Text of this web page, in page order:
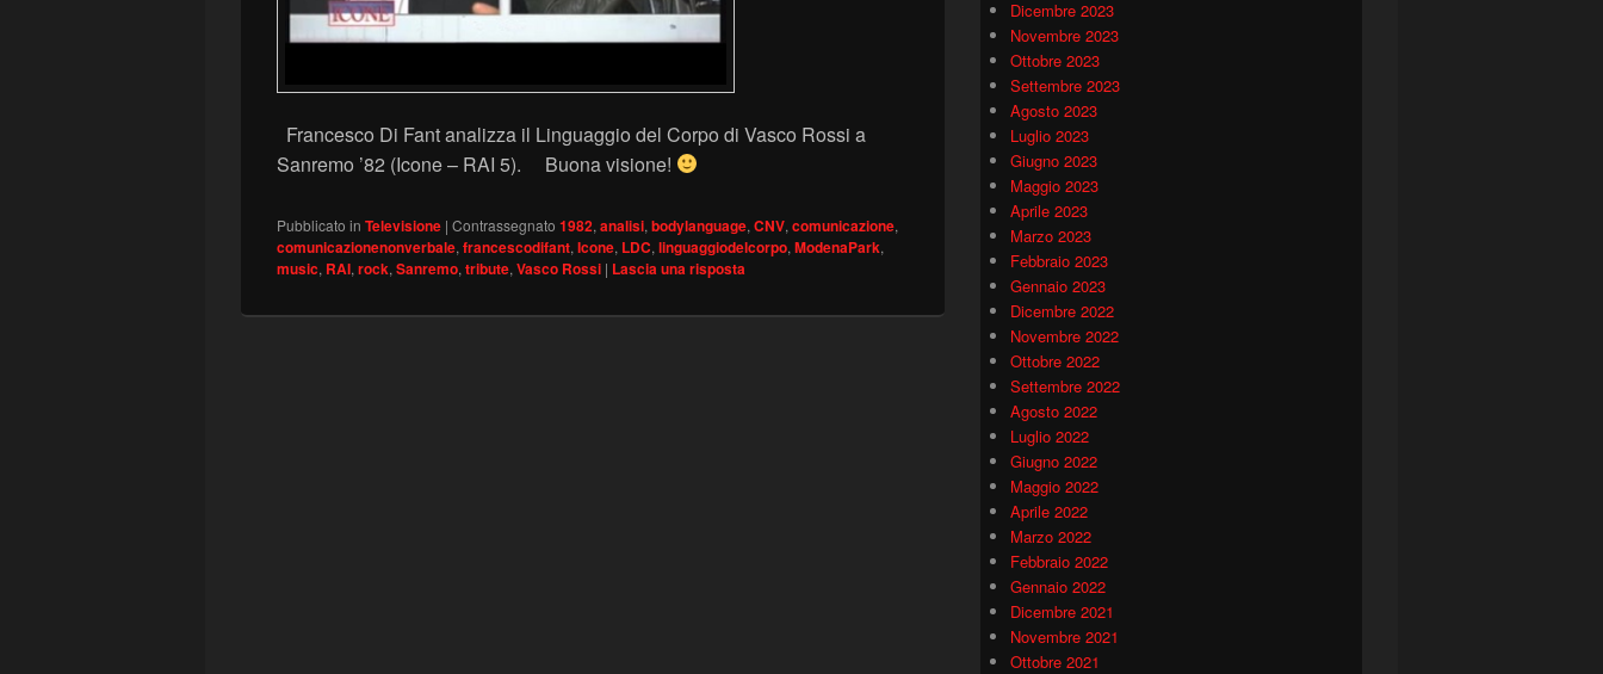
Francesco Di Fant analizza il Linguaggio del Corpo di Vasco Rossi a
Sanremo ’82 (Icone – RAI 5). Buona visione!
Pubblicato in Televisione | Contrassegnato 1982, analisi, bodylanguage, CNV, comunicazione,
comunicazionenonverbale, francescodifant, Icone, LDC, linguaggiodelcorpo, ModenaPark,
music, RAI, rock, Sanremo, tribute, Vasco Rossi | Lascia una risposta
Dicembre 2023
Novembre 2023
Ottobre 2023
Settembre 2023
Agosto 2023
Luglio 2023
Giugno 2023
Maggio 2023
Aprile 2023
Marzo 2023
Febbraio 2023
Gennaio 2023
Dicembre 2022
Novembre 2022
Ottobre 2022
Settembre 2022
Agosto 2022
Luglio 2022
Giugno 2022
Maggio 2022
Aprile 2022
Marzo 2022
Febbraio 2022
Gennaio 2022
Dicembre 2021
Novembre 2021
Ottobre 2021